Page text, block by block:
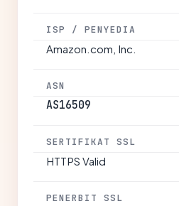
ISP / PENYEDIA
Amazon.com, Inc.
ASN
AS16509
SERTIFIKAT SSL
HTTPS Valid
PENERBIT SSL